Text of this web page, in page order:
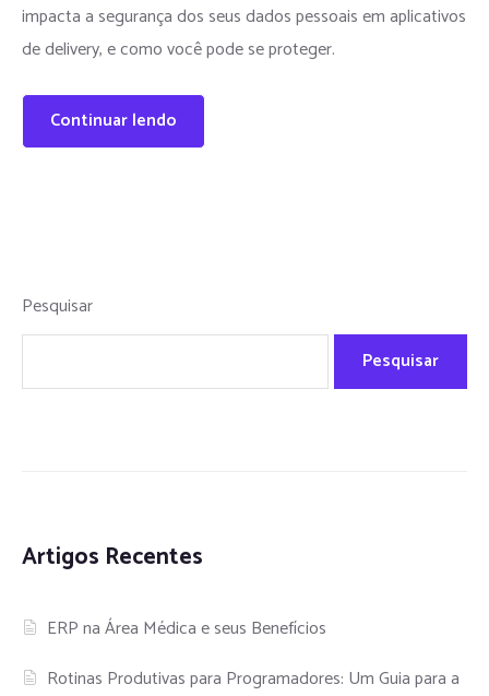
impacta a segurança dos seus dados pessoais em aplicativos
de delivery, e como você pode se proteger.
Continuar lendo
Pesquisar
Pesquisar
Artigos Recentes
ERP na Área Médica e seus Benefícios
Rotinas Produtivas para Programadores: Um Guia para a